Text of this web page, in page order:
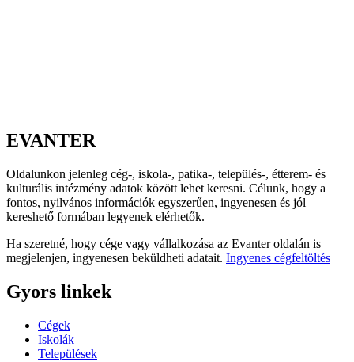
EVANTER
Oldalunkon jelenleg cég-, iskola-, patika-, település-, étterem- és
kulturális intézmény adatok között lehet keresni. Célunk, hogy a
fontos, nyilvános információk egyszerűen, ingyenesen és jól
kereshető formában legyenek elérhetők.
Ha szeretné, hogy cége vagy vállalkozása az Evanter oldalán is
megjelenjen, ingyenesen beküldheti adatait. Ingyenes cégfeltöltés
Gyors linkek
Cégek
Iskolák
Települések